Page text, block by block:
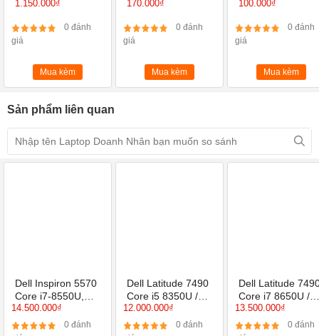
450Mbps
1.150.000₫
0 đánh
giá
Mua kèm
170.000₫
0 đánh
giá
Mua kèm
100.000₫
0 đánh
giá
Mua kèm
Sản phẩm liên quan
Dell Inspiron 5570
Core i7-8550U,
8GB, SSD 256GB,
VGA Onboard,
14.500.000₫
0 đánh
Dell Latitude 7490
Core i5 8350U /
Ram 8GB / SSD
256GB / 14 Inch
12.000.000₫
0 đánh
Dell Latitude
Core i7 8650U /
Ram 8GB / SSD
256GB / 14 Inch
13.500.000₫
0 đánh